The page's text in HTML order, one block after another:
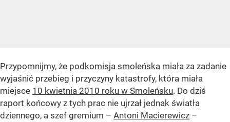
Przypomnijmy, że podkomisja smoleńska miała za zadanie
wyjaśnić przebieg i przyczyny katastrofy, która miała
miejsce 10 kwietnia 2010 roku w Smoleńsku. Do dziś
raport końcowy z tych prac nie ujrzał jednak światła
dziennego, a szef gremium – Antoni Macierewicz –